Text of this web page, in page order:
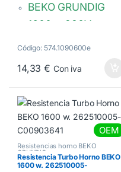
BEKO GRUNDIG
1600w. 230V.
142 mm
Diámetro exterior:
Brida: 70 x 22 mm
262900067 –
C00867494
Código: 574.1090600e
14,33€ Con iva
OEM
Resistencias horno BEKO
GRUNDIG
Resistencia Turbo Horno BEKO
1600 w. 262510005-